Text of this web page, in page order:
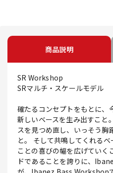
商品説明
SR Workshop
SRマルチ・スケールモデル
確たるコンセプトをもとに、
新しいベースを生み出すこと
スを見つめ直し、いっそう胸
と。 そして共鳴してくれる
ことの喜びの幅を広げていく
ドであることを誇りに、